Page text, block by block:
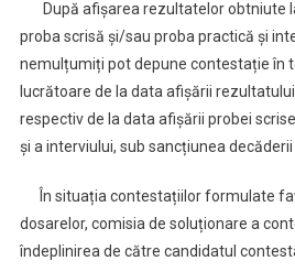
După afișarea rezultatelor obtniute
proba scrisă și/sau proba practică și
nemulțumiți pot depune contestație în
lucrătoare de la data afișării
respectiv de la data afișării probei
și a interviului, sub sancțiunea
În situația contestațiilor formulate
dosarelor, comisia de soluționare a
îndeplinirea de către candidatul